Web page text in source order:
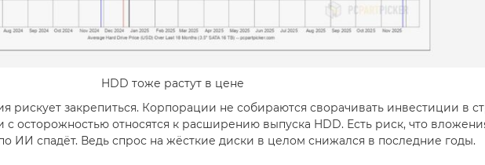
HDD тоже растут в цене
рискует закрепиться. Корпорации не собираются сворачивать инвестиции в
осторожностью относятся к расширению выпуска HDD. Есть риск, что
ИИ спадёт. Ведь спрос на жёсткие диски в целом снижался в последние годы.